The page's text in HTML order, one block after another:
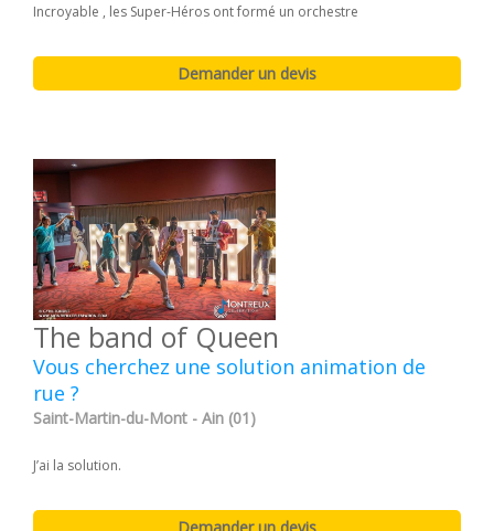
Incroyable , les Super-Héros ont formé un orchestre
The band of Queen
Vous cherchez une solution animation de
rue ?
Saint-Martin-du-Mont - Ain (01)
J’ai la solution.